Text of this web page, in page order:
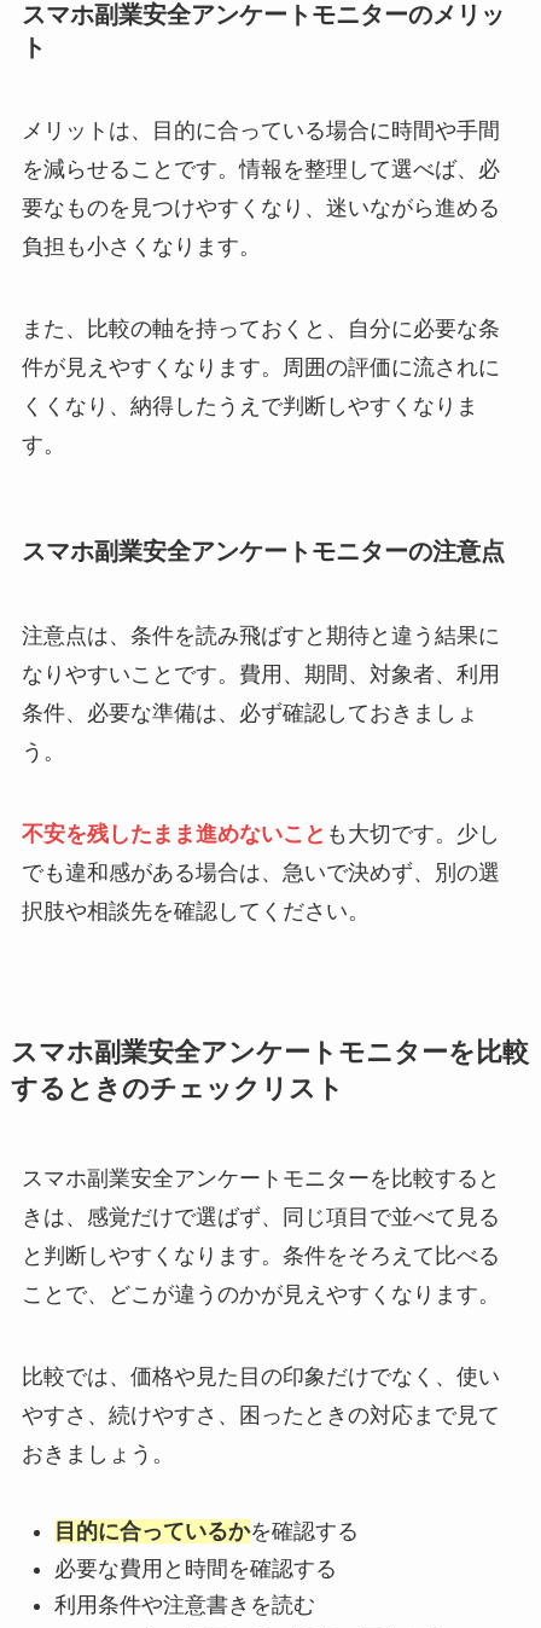
スマホ副業安全アンケートモニターのメリッ
ト
メリットは、目的に合っている場合に時間や手間
を減らせることです。情報を整理して選べば、必
要なものを見つけやすくなり、迷いながら進める
負担も小さくなります。
また、比較の軸を持っておくと、自分に必要な条
件が見えやすくなります。周囲の評価に流されに
くくなり、納得したうえで判断しやすくなりま
す。
スマホ副業安全アンケートモニターの注意点
注意点は、条件を読み飛ばすと期待と違う結果に
なりやすいことです。費用、期間、対象者、利用
条件、必要な準備は、必ず確認しておきましょ
う。
不安を残したまま進めないこと も大切です。少し
でも違和感がある場合は、急いで決めず、別の選
択肢や相談先を確認してください。
スマホ副業安全アンケートモニターを比較
するときのチェックリスト
スマホ副業安全アンケートモニターを比較すると
きは、感覚だけで選ばず、同じ項目で並べて見る
と判断しやすくなります。条件をそろえて比べる
ことで、どこが違うのかが見えやすくなります。
比較では、価格や見た目の印象だけでなく、使い
やすさ、続けやすさ、困ったときの対応まで見て
おきましょう。
目的に合っているかを確認する
必要な費用と時間を確認する
利用条件や注意書きを読む